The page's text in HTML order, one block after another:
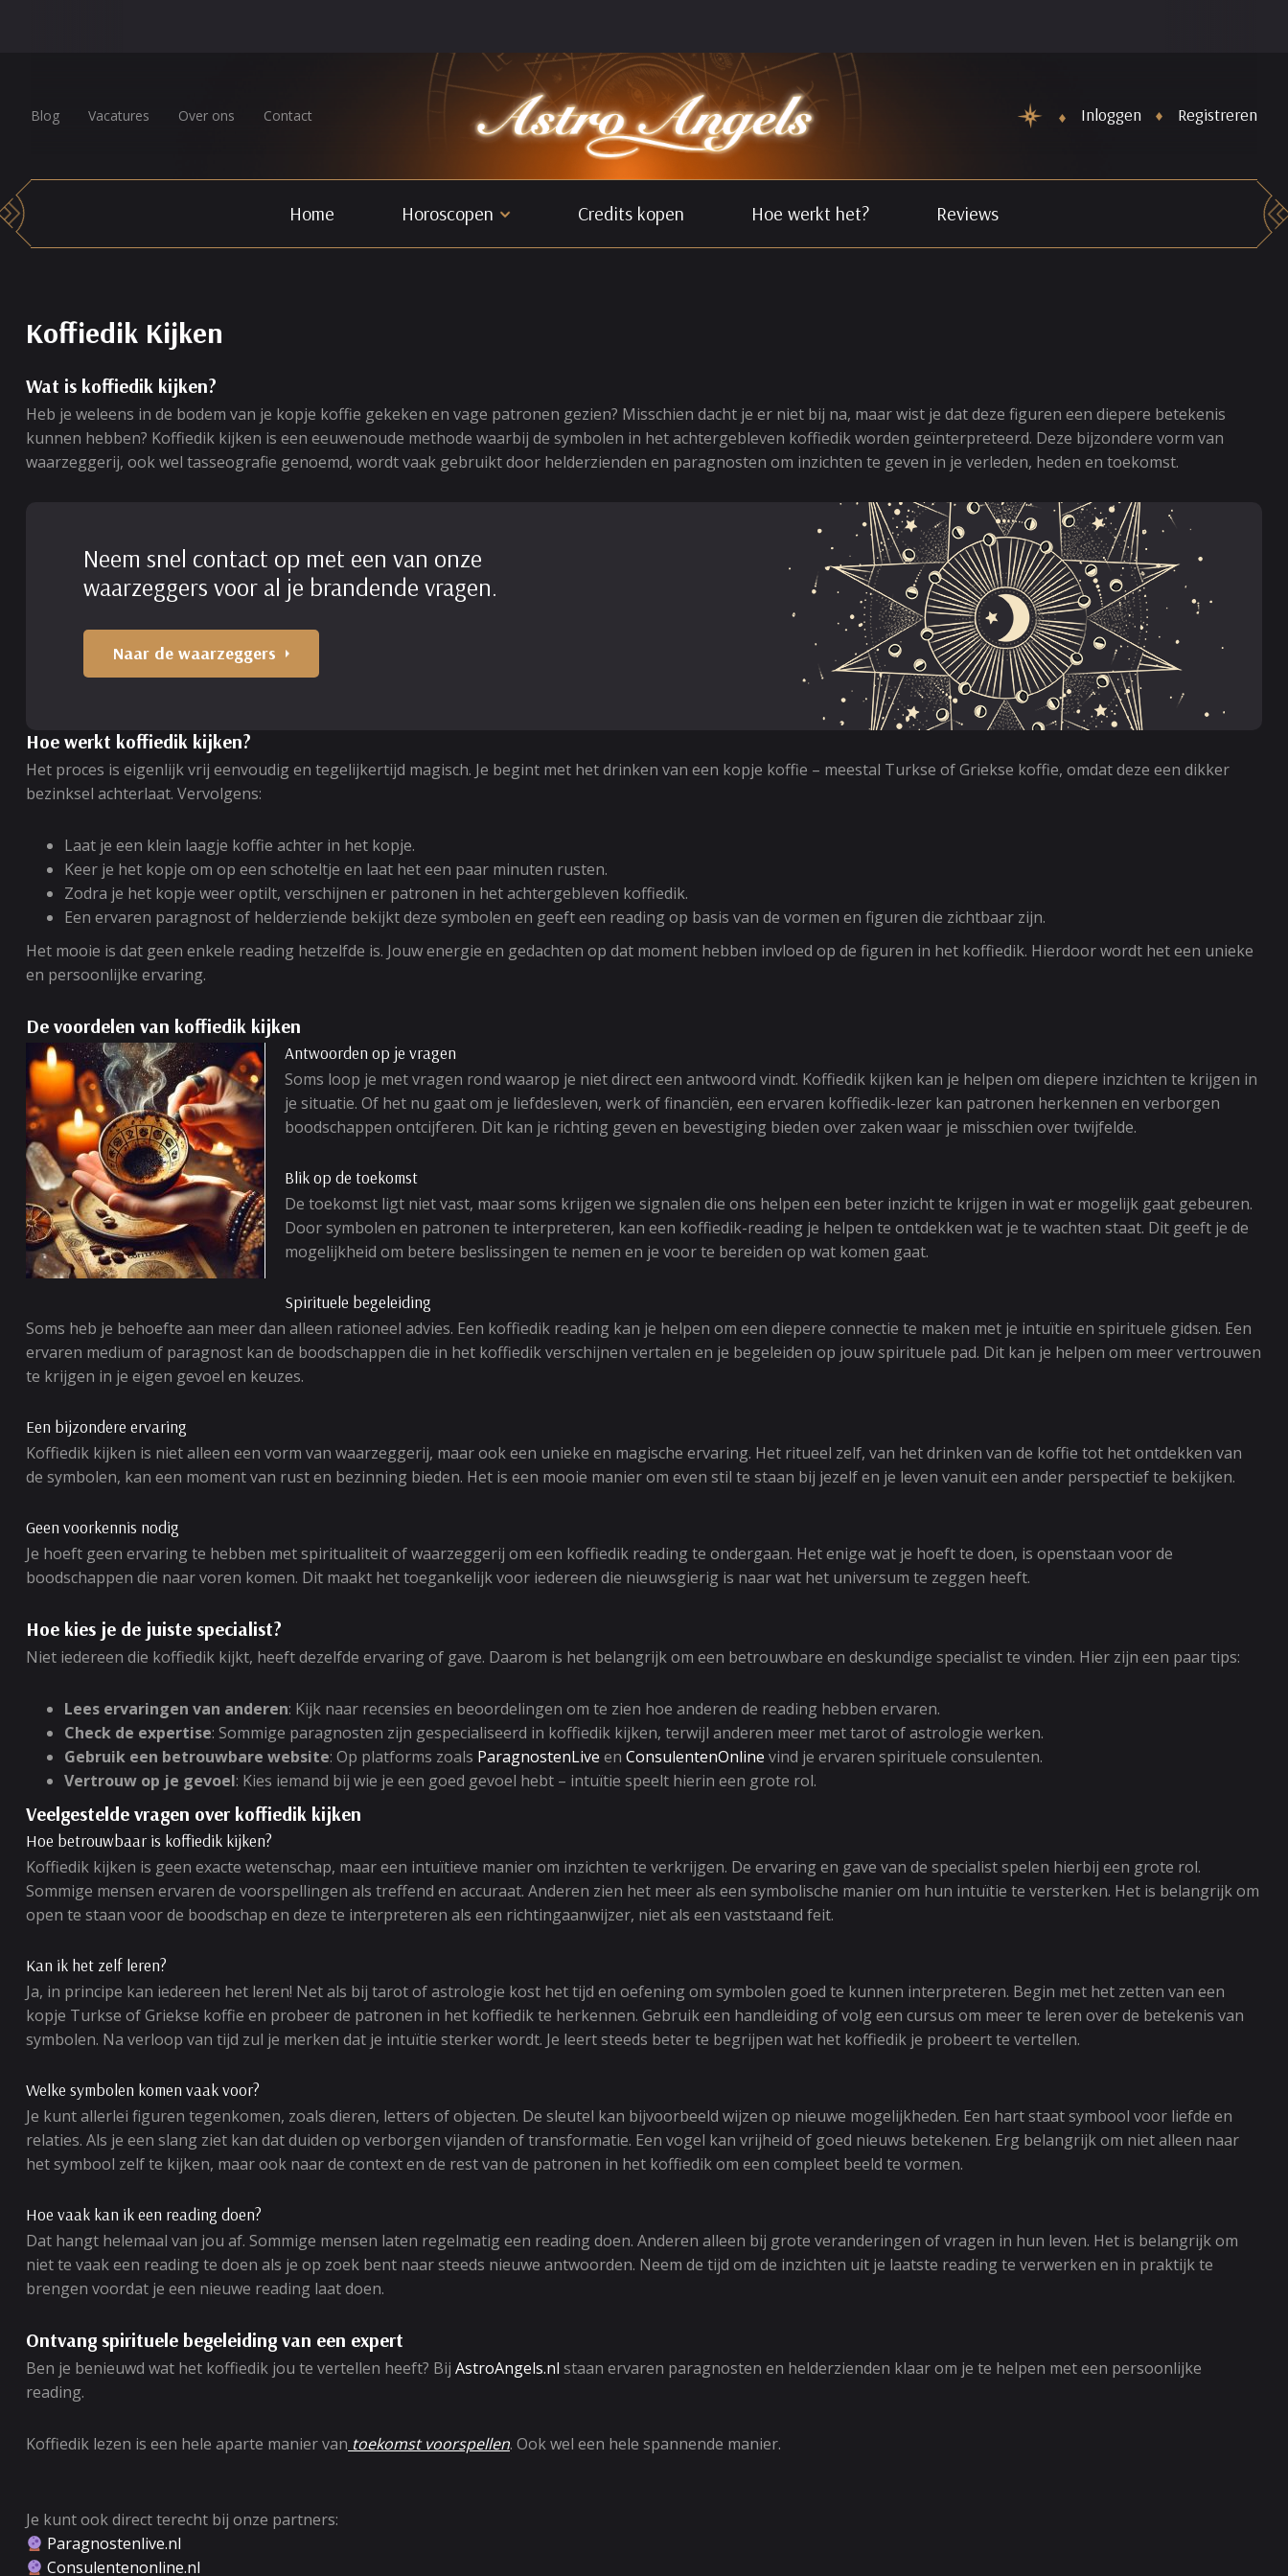
Blog Vacatures Over ons Contact Inloggen Registreren
Home Horoscopen Credits kopen Hoe werkt het? Reviews
Koffiedik Kijken
Wat is koffiedik kijken?
Heb je weleens in de bodem van je kopje koffie gekeken en vage patronen gezien? Misschien dacht je er niet bij na, maar wist je dat deze figuren een diepere betekenis
kunnen hebben? Koffiedik kijken is een eeuwenoude methode waarbij de symbolen in het achtergebleven koffiedik worden geïnterpreteerd. Deze bijzondere vorm van
waarzeggerij, ook wel tasseografie genoemd, wordt vaak gebruikt door helderzienden en paragnosten om inzichten te geven in je verleden, heden en toekomst.
Neem snel contact op met een van onze
waarzeggers voor al je brandende vragen.
Naar de waarzeggers
Hoe werkt koffiedik kijken?
Het proces is eigenlijk vrij eenvoudig en tegelijkertijd magisch. Je begint met het drinken van een kopje koffie – meestal Turkse of Griekse koffie, omdat deze een dikker
bezinksel achterlaat. Vervolgens:
Laat je een klein laagje koffie achter in het kopje.
Keer je het kopje om op een schoteltje en laat het een paar minuten rusten.
Zodra je het kopje weer optilt, verschijnen er patronen in het achtergebleven koffiedik.
Een ervaren paragnost of helderziende bekijkt deze symbolen en geeft een reading op basis van de vormen en figuren die zichtbaar zijn.
Het mooie is dat geen enkele reading hetzelfde is. Jouw energie en gedachten op dat moment hebben invloed op de figuren in het koffiedik. Hierdoor wordt het een unieke
en persoonlijke ervaring.
De voordelen van koffiedik kijken
Antwoorden op je vragen
Soms loop je met vragen rond waarop je niet direct een antwoord vindt. Koffiedik kijken kan je helpen om diepere inzichten te krijgen in
je situatie. Of het nu gaat om je liefdesleven, werk of financiën, een ervaren koffiedik-lezer kan patronen herkennen en verborgen
boodschappen ontcijferen. Dit kan je richting geven en bevestiging bieden over zaken waar je misschien over twijfelde.
Blik op de toekomst
De toekomst ligt niet vast, maar soms krijgen we signalen die ons helpen een beter inzicht te krijgen in wat er mogelijk gaat gebeuren.
Door symbolen en patronen te interpreteren, kan een koffiedik-reading je helpen te ontdekken wat je te wachten staat. Dit geeft je de
mogelijkheid om betere beslissingen te nemen en je voor te bereiden op wat komen gaat.
Spirituele begeleiding
Soms heb je behoefte aan meer dan alleen rationeel advies. Een koffiedik reading kan je helpen om een diepere connectie te maken met je intuïtie en spirituele gidsen. Een
ervaren medium of paragnost kan de boodschappen die in het koffiedik verschijnen vertalen en je begeleiden op jouw spirituele pad. Dit kan je helpen om meer vertrouwen
te krijgen in je eigen gevoel en keuzes.
Een bijzondere ervaring
Koffiedik kijken is niet alleen een vorm van waarzeggerij, maar ook een unieke en magische ervaring. Het ritueel zelf, van het drinken van de koffie tot het ontdekken van
de symbolen, kan een moment van rust en bezinning bieden. Het is een mooie manier om even stil te staan bij jezelf en je leven vanuit een ander perspectief te bekijken.
Geen voorkennis nodig
Je hoeft geen ervaring te hebben met spiritualiteit of waarzeggerij om een koffiedik reading te ondergaan. Het enige wat je hoeft te doen, is openstaan voor de
boodschappen die naar voren komen. Dit maakt het toegankelijk voor iedereen die nieuwsgierig is naar wat het universum te zeggen heeft.
Hoe kies je de juiste specialist?
Niet iedereen die koffiedik kijkt, heeft dezelfde ervaring of gave. Daarom is het belangrijk om een betrouwbare en deskundige specialist te vinden. Hier zijn een paar tips:
Lees ervaringen van anderen: Kijk naar recensies en beoordelingen om te zien hoe anderen de reading hebben ervaren.
Check de expertise: Sommige paragnosten zijn gespecialiseerd in koffiedik kijken, terwijl anderen meer met tarot of astrologie werken.
Gebruik een betrouwbare website: Op platforms zoals ParagnostenLive en ConsulentenOnline vind je ervaren spirituele consulenten.
Vertrouw op je gevoel: Kies iemand bij wie je een goed gevoel hebt – intuïtie speelt hierin een grote rol.
Veelgestelde vragen over koffiedik kijken
Hoe betrouwbaar is koffiedik kijken?
Koffiedik kijken is geen exacte wetenschap, maar een intuïtieve manier om inzichten te verkrijgen. De ervaring en gave van de specialist spelen hierbij een grote rol.
Sommige mensen ervaren de voorspellingen als treffend en accuraat. Anderen zien het meer als een symbolische manier om hun intuïtie te versterken. Het is belangrijk om
open te staan voor de boodschap en deze te interpreteren als een richtingaanwijzer, niet als een vaststaand feit.
Kan ik het zelf leren?
Ja, in principe kan iedereen het leren! Net als bij tarot of astrologie kost het tijd en oefening om symbolen goed te kunnen interpreteren. Begin met het zetten van een
kopje Turkse of Griekse koffie en probeer de patronen in het koffiedik te herkennen. Gebruik een handleiding of volg een cursus om meer te leren over de betekenis van
symbolen. Na verloop van tijd zul je merken dat je intuïtie sterker wordt. Je leert steeds beter te begrijpen wat het koffiedik je probeert te vertellen.
Welke symbolen komen vaak voor?
Je kunt allerlei figuren tegenkomen, zoals dieren, letters of objecten. De sleutel kan bijvoorbeeld wijzen op nieuwe mogelijkheden. Een hart staat symbool voor liefde en
relaties. Als je een slang ziet kan dat duiden op verborgen vijanden of transformatie. Een vogel kan vrijheid of goed nieuws betekenen. Erg belangrijk om niet alleen naar
het symbool zelf te kijken, maar ook naar de context en de rest van de patronen in het koffiedik om een compleet beeld te vormen.
Hoe vaak kan ik een reading doen?
Dat hangt helemaal van jou af. Sommige mensen laten regelmatig een reading doen. Anderen alleen bij grote veranderingen of vragen in hun leven. Het is belangrijk om
niet te vaak een reading te doen als je op zoek bent naar steeds nieuwe antwoorden. Neem de tijd om de inzichten uit je laatste reading te verwerken en in praktijk te
brengen voordat je een nieuwe reading laat doen.
Ontvang spirituele begeleiding van een expert
Ben je benieuwd wat het koffiedik jou te vertellen heeft? Bij AstroAngels.nl staan ervaren paragnosten en helderzienden klaar om je te helpen met een persoonlijke
reading.
Koffiedik lezen is een hele aparte manier van toekomst voorspellen. Ook wel een hele spannende manier.
Je kunt ook direct terecht bij onze partners:
Paragnostenlive.nl
Consulentenonline.nl